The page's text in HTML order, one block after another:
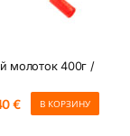
молоток 400г /
€Текущая
цена:
В КОРЗИНУ